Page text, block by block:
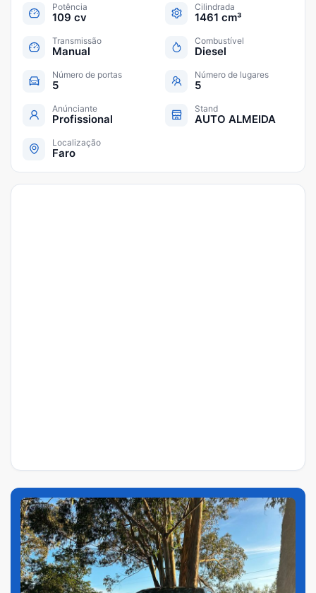
Potência
109 cv
Cilindrada
1461 cm³
Transmissão
Manual
Combustível
Diesel
Número de portas
5
Número de lugares
5
Anúnciante
Profissional
Stand
AUTO ALMEIDA
Localização
Faro